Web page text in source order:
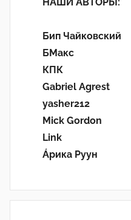
Бип Чайковский
БМакс
КПК
Gabriel Agrest
yasher212
Mick Gordon
Link
Áрика Руун